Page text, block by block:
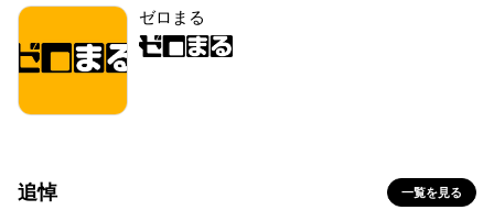
ゼロまる
追悼 一覧を見る